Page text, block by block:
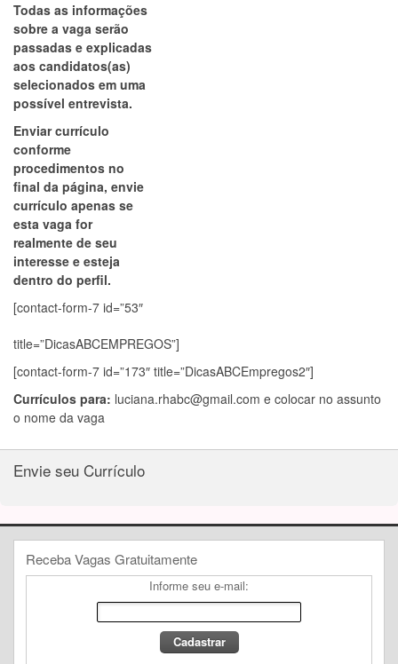
Todas as informações
sobre a vaga serão
passadas e explicadas
aos candidatos(as)
selecionados em uma
possível entrevista.
Enviar currículo
conforme
procedimentos no
final da página, envie
currículo apenas se
esta vaga for
realmente de seu
interesse e esteja
dentro do perfil.
[contact-form-7 id=”53″
title=”DicasABCEMPREGOS”]
[contact-form-7 id=”173″ title=”DicasABCEmpregos2″]
Currículos para: luciana.rhabc@gmail.com e colocar no assunto
o nome da vaga
Envie seu Currículo
Receba Vagas Gratuitamente
Informe seu e-mail: